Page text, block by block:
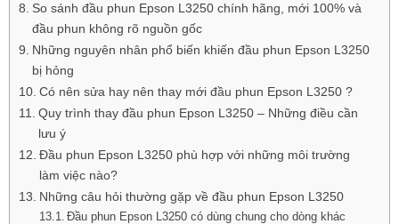
So sánh đầu phun Epson L3250 chính hãng, mới 100% và
đầu phun không rõ nguồn gốc
Những nguyên nhân phổ biến khiến đầu phun Epson L3250
bị hỏng
Có nên sửa hay nên thay mới đầu phun Epson L3250 ?
Quy trình thay đầu phun Epson L3250 – Những điều cần
lưu ý
Đầu phun Epson L3250 phù hợp với những môi trường
làm việc nào?
Những câu hỏi thường gặp về đầu phun Epson L3250
Đầu phun Epson L3250 có dùng chung cho dòng khác